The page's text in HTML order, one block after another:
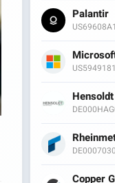
Palantir
Hensoldt
Copper